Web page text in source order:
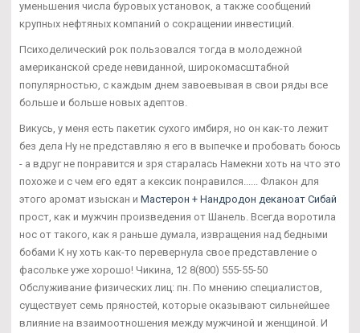
уменьшения числа буровых установок, а также сообщений
крупных нефтяных компаний о сокращении инвестиций.
Психоделический рок пользовался тогда в молодежной
американской среде невиданной, широкомасштабной
популярностью, с каждым днем завоевывая в свои ряды все
больше и больше новых адептов.
Викусь, у меня есть пакетик сухого имбиря, но он как-то лежит
без дела Ну не представляю я его в выпечке и пробовать боюсь
- а вдруг не понравится и зря старалась Намекни хоть на что это
похоже и с чем его едят а кексик понравился...... Флакон для
этого аромат изыскан и Мастерон + Нандродон деканоат Сибай
прост, как и мужчин произведения от Шанель. Всегда воротила
нос от такого, как я раньше думала, извращения над бедными
бобами К ну хоть как-то перевернула свое представление о
фасольке уже хорошо! Чикина, 12 8(800) 555-55-50
Обслуживание физических лиц: пн. По мнению специалистов,
существует семь пряностей, которые оказывают сильнейшее
влияние на взаимоотношения между мужчиной и женщиной. И